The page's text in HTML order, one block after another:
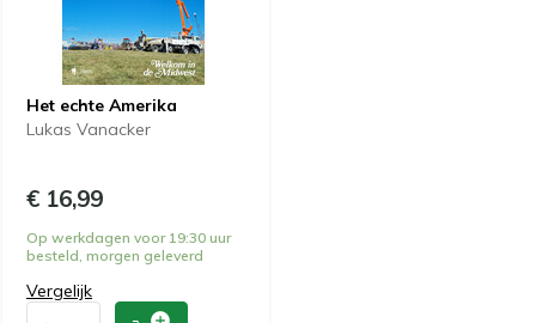
Het echte Amerika
Lukas Vanacker
€ 16,99
Op werkdagen voor 19:30 uur
besteld, morgen geleverd
Vergelijk